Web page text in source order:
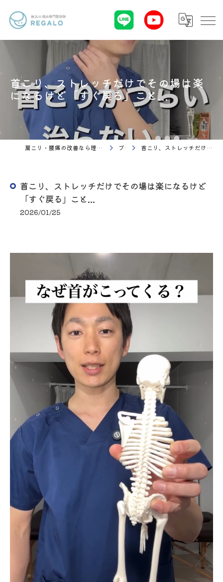
首こり、ストレッチだけでその場は楽
になるけど「すぐ戻る」こと...
肩こり・腰痛の改善なら理学療法 整体院Regalo（横浜市神奈川区白楽駅） ブログ 首こり、ストレッチだけでその場は楽になるけど「すぐ戻る」こと...
首こり、ストレッチだけでその場は楽になるけど
「すぐ戻る」こと...
2026/01/25